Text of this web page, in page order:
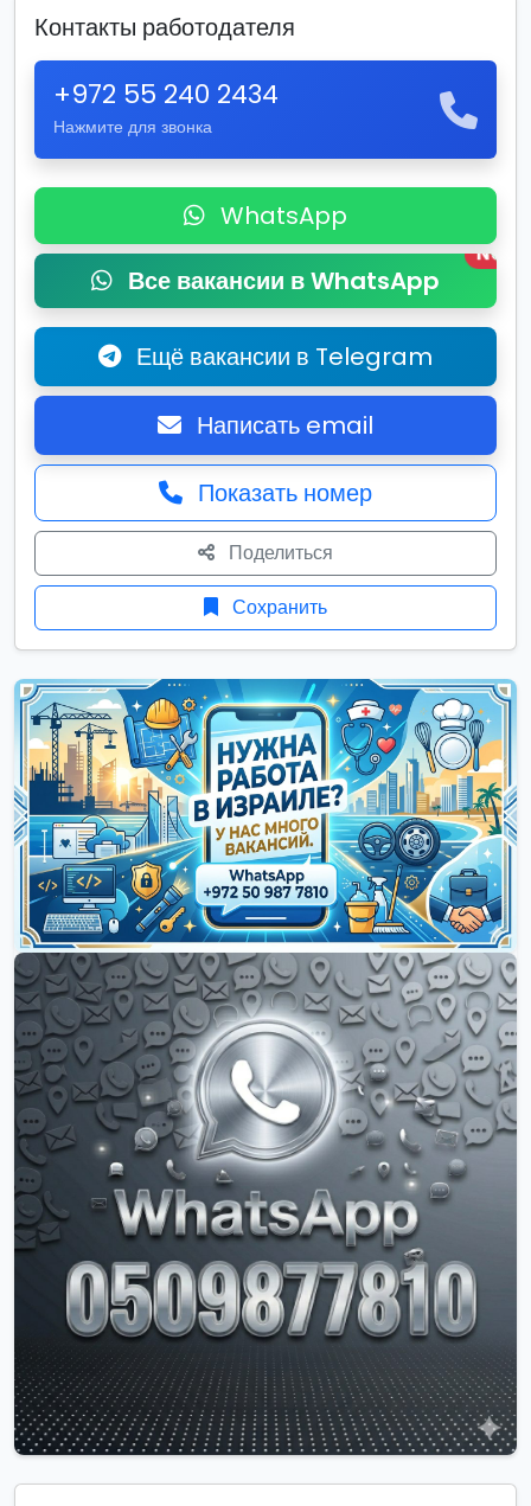
Контакты работодателя
+972 55 240 2434
Нажмите для звонка
WhatsApp
Все вакансии в WhatsApp
New
Ещё вакансии в Telegram
Написать email
Показать номер
Поделиться
Сохранить